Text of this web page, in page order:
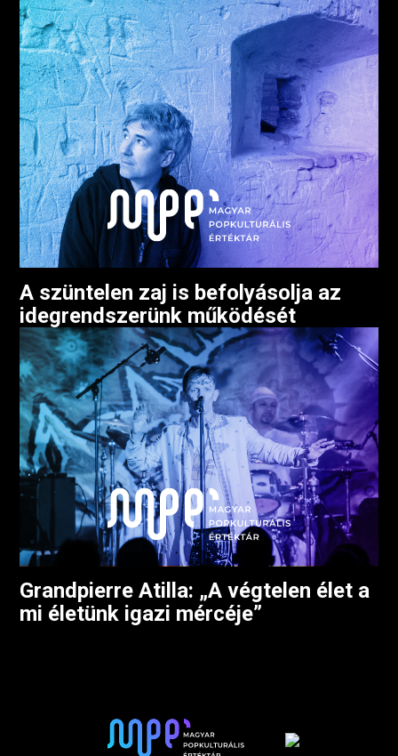
A szüntelen zaj is befolyásolja az
idegrendszerünk működését
Grandpierre Atilla: „A végtelen élet a
mi életünk igazi mércéje”